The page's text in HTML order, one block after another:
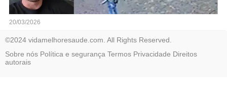
20/03/2026
©2024 vidamelhoresaude.com. All Rights Reserved.
Sobre nós Política e segurança Termos Privacidade Direitos
autorais